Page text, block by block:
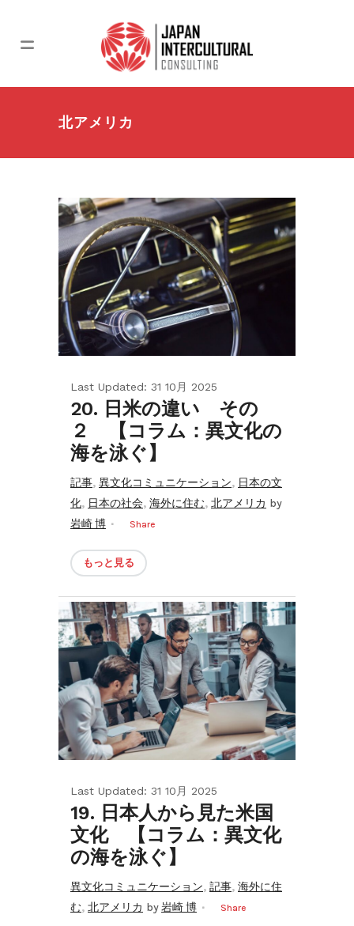
北アメリカ
Last Updated: 31 10月 2025
20. 日米の違い その
２ 【コラム：異文化の
海を泳ぐ】
記事, 異文化コミュニケーション, 日本の文
化, 日本の社会, 海外に住む, 北アメリカ by
岩崎 博
Share
もっと見る
Last Updated: 31 10月 2025
19. 日本人から見た米国
文化 【コラム：異文化
の海を泳ぐ】
異文化コミュニケーション, 記事, 海外に住
む, 北アメリカ by岩崎 博 Share